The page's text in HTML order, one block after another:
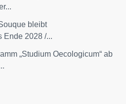
bleibt
Ende 2028 /...
„Studium Oecologicum“ ab